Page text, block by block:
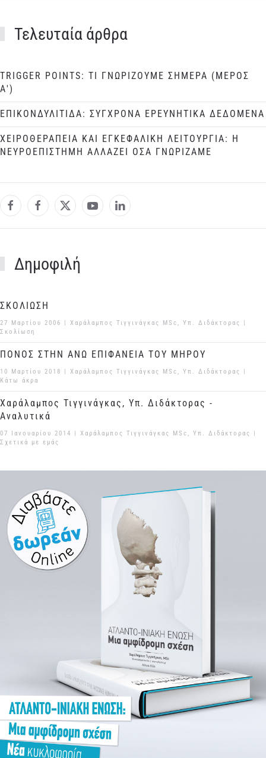
Τελευταία άρθρα
TRIGGER POINTS: ΤΙ ΓΝΩΡΙΖΟΥΜΕ ΣΗΜΕΡΑ (ΜΕΡΟΣ
Α')
ΕΠΙΚΟΝΔΥΛΙΤΙΔΑ: ΣΥΓΧΡΟΝΑ ΕΡΕΥΝΗΤΙΚΑ ΔΕΔΟΜΕΝΑ
ΧΕΙΡΟΘΕΡΑΠΕΙΑ ΚΑΙ ΕΓΚΕΦΑΛΙΚΗ ΛΕΙΤΟΥΡΓΙΑ: Η
ΝΕΥΡΟΕΠΙΣΤΗΜΗ ΑΛΛΑΖΕΙ ΟΣΑ ΓΝΩΡΙΖΑΜΕ
Δημοφιλή
ΣΚΟΛΙΩΣΗ
27 Μαρτίου 2006
| Χαράλαμπος Τιγγινάγκας MSc, Υπ. Διδάκτορας |
Σκολίωση
ΠΟΝΟΣ ΣΤΗΝ ΑΝΩ ΕΠΙΦΑΝΕΙΑ ΤΟΥ ΜΗΡΟΥ
10 Μαρτίου 2018
| Χαράλαμπος Τιγγινάγκας MSc, Υπ. Διδάκτορας |
Κάτω άκρα
Χαράλαμπος Τιγγινάγκας, Υπ. Διδάκτορας -
Αναλυτικά
07 Ιανουαρίου 2014
| Χαράλαμπος Τιγγινάγκας MSc, Υπ. Διδάκτορας |
Σχετικά με εμάς